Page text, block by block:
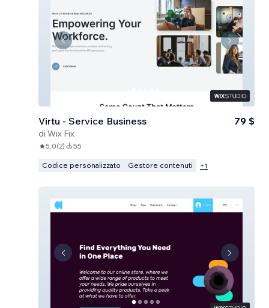
Virtu - Service Business
di Wix Fix
79 $
5,0(2) 55
Codice personalizzato Gestore contenuti +1